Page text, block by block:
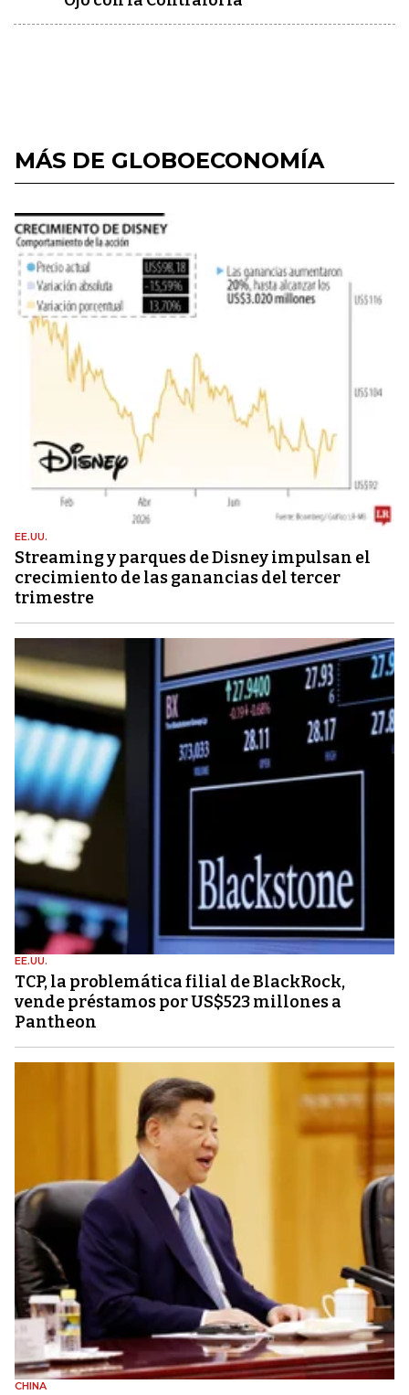
MÁS DE GLOBOECONOMÍA
EE.UU.
Streaming y parques de Disney impulsan el
crecimiento de las ganancias del tercer
trimestre
EE.UU.
TCP, la problemática filial de BlackRock,
vende préstamos por US$523 millones a
Pantheon
CHINA